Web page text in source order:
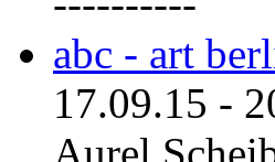
abc - art
17.09.15 -
Aurel